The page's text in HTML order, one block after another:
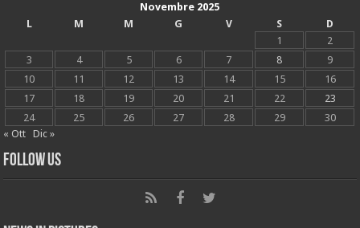
Novembre 2025
L
M M G V S
D
1
2
3
4 5 6 7 8
9
10
11 12 13 14 15
16
17
18 19 20 21 22
23
24
25 26 27 28 29
30
« Ott
Dic »
Follow Us